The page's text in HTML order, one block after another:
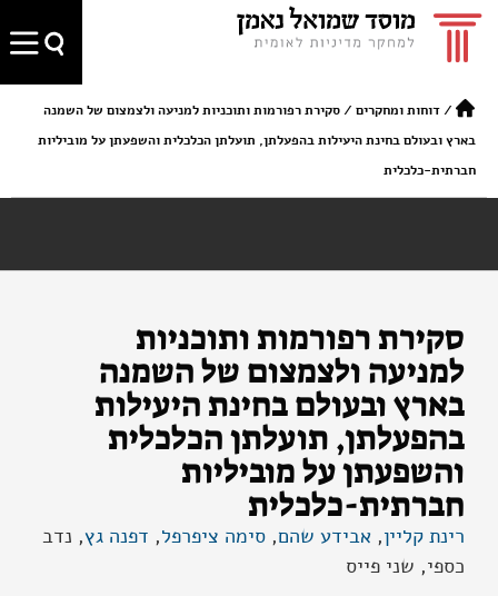
/דוחות ומחקרים /סקירת רפורמות ותוכניות למניעה ולצמצום של השמנה
בארץ ובעולם בחינת היעילות בהפעלתן, תועלתן הכלכלית והשפעתן על מוביליות
חברתית-כלכלית
סקירת רפורמות ותוכניות
למניעה ולצמצום של השמנה
בארץ ובעולם בחינת היעילות
בהפעלתן, תועלתן הכלכלית
והשפעתן על מוביליות
חברתית-כלכלית
רינת קליין, אבידע שהם, סימה ציפרפל, דפנה גץ, נדב
כספי, שני פייס